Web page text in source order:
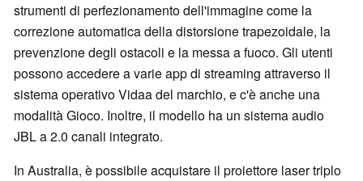
strumenti di perfezionamento dell'immagine come la
correzione automatica della distorsione trapezoidale, la
prevenzione degli ostacoli e la messa a fuoco. Gli utenti
possono accedere a varie app di streaming attraverso il
sistema operativo Vidaa del marchio, e c'è anche una
modalità Gioco. Inoltre, il modello ha un sistema audio
JBL a 2.0 canali integrato.
In Australia, è possibile acquistare il proiettore laser triplo